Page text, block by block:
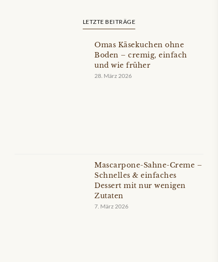
LETZTE BEITRÄGE
Omas Käsekuchen ohne
Boden – cremig, einfach
und wie früher
28. März 2026
Mascarpone-Sahne-Creme –
Schnelles & einfaches
Dessert mit nur wenigen
Zutaten
7. März 2026